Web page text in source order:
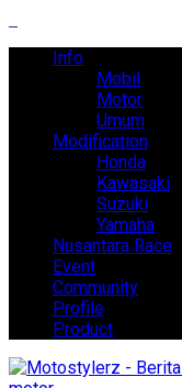
Info
Mobil
Motor
Umum
Modification
Honda
Kawasaki
Suzuki
Yamaha
Nusantara Race
Event
Community
Profile
Product